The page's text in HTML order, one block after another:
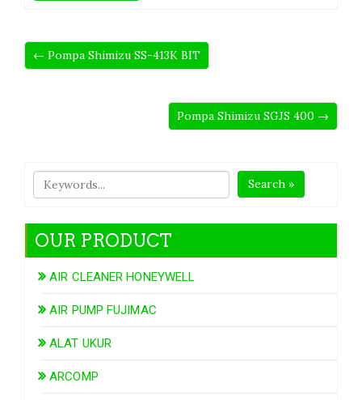
← Pompa Shimizu SS-413K BIT
Pompa Shimizu SGJS 400 →
Search »
OUR PRODUCT
AIR CLEANER HONEYWELL
AIR PUMP FUJIMAC
ALAT UKUR
ARCOMP